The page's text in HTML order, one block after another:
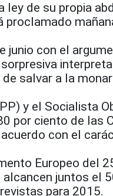
ley de su propia
proclamado
junio con el
salvar a la
y el Socialista
por ciento de las
con el
Europeo del
juntos el
para 2015.